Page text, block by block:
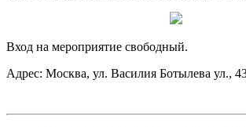
Вход на мероприятие свободный.
Адрес: Москва, ул. Василия Ботылева ул.,